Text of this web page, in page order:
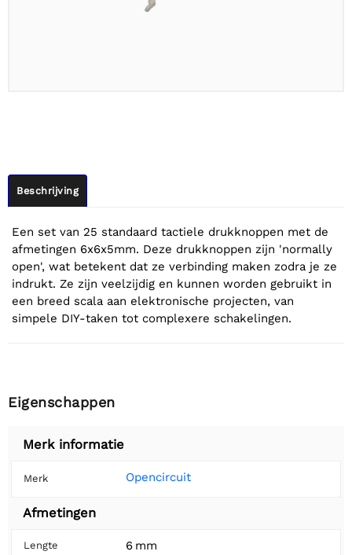
Beschrijving
Een set van 25 standaard tactiele drukknoppen met de
afmetingen 6x6x5mm. Deze drukknoppen zijn 'normally
open', wat betekent dat ze verbinding maken zodra je ze
indrukt. Ze zijn veelzijdig en kunnen worden gebruikt in
een breed scala aan elektronische projecten, van
simpele DIY-taken tot complexere schakelingen.
Eigenschappen
Merk informatie
Merk Opencircuit
Afmetingen
Lengte 6 mm